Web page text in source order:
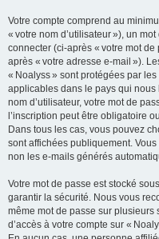
Votre compte comprend au
« votre nom d’utilisateur »), un
connecter (ci-après « votre mot
après « votre adresse e-mail »).
« Noalyss » sont protégées par
applicables dans le pays qui nous
nom d’utilisateur, votre mot de
l’inscription peut être obligatoire
Dans tous les cas, vous pouvez
sont affichées publiquement.
non les e-mails générés
Votre mot de passe est stocké
garantir la sécurité. Nous vous
même mot de passe sur plusieurs
d’accès à votre compte sur «